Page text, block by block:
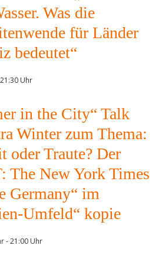
Was die
für Länder
bedeutet“
21:30 Uhr
in the City“ Talk
Winter zum Thema:
oder Traute? Der
The New York Times
Germany“ im
Umfeld“ kopie
-21:00 Uhr